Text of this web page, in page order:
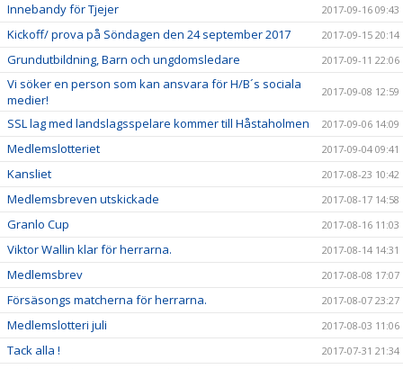
Innebandy för Tjejer 2017-09-16 09:43
Kickoff/ prova på Söndagen den 24 september 2017 2017-09-15 20:14
Grundutbildning, Barn och ungdomsledare 2017-09-11 22:06
Vi söker en person som kan ansvara för H/B´s sociala
medier!
2017-09-08 12:59
SSL lag med landslagsspelare kommer till Håstaholmen 2017-09-06 14:09
Medlemslotteriet 2017-09-04 09:41
Kansliet 2017-08-23 10:42
Medlemsbreven utskickade 2017-08-17 14:58
Granlo Cup 2017-08-16 11:03
Viktor Wallin klar för herrarna. 2017-08-14 14:31
Medlemsbrev 2017-08-08 17:07
Försäsongs matcherna för herrarna. 2017-08-07 23:27
Medlemslotteri juli 2017-08-03 11:06
Tack alla ! 2017-07-31 21:34